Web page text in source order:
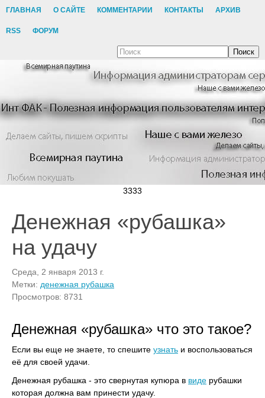
ГЛАВНАЯ О САЙТЕ КОММЕНТАРИИ КОНТАКТЫ АРХИВ
RSS ФОРУМ
Поиск
3333
Денежная «рубашка»
на удачу
Среда, 2 января 2013 г.
Метки: денежная рубашка
Просмотров: 8731
Денежная «рубашка» что это такое?
Если вы еще не знаете, то спешите узнать и воспользоваться
её для своей удачи.
Денежная рубашка - это свернутая купюра в виде рубашки
которая должна вам принести удачу.